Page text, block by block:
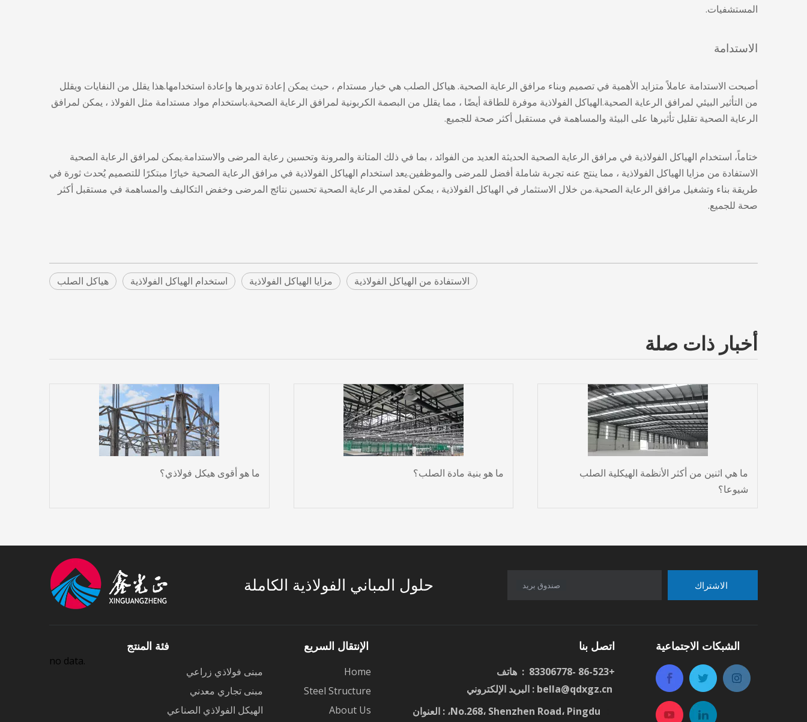
المستشفيات.
الاستدامة
أصبحت الاستدامة عاملاً متزايد الأهمية في تصميم وبناء مرافق الرعاية الصحية.هياكل الصلب هي خيار مستدام ، حيث يمكن إعادة تدويرها وإعادة استخدامها.هذا يقلل من النفايات ويقلل
من التأثير البيئي لمرافق الرعاية الصحية.الهياكل الفولاذية موفرة للطاقة أيضًا ، مما يقلل من البصمة الكربونية لمرافق الرعاية الصحية.باستخدام مواد مستدامة مثل الفولاذ ، يمكن لمرافق
الرعاية الصحية تقليل تأثيرها على البيئة والمساهمة في مستقبل أكثر صحة للجميع.
ختاماً، استخدام الهياكل الفولاذية في مرافق الرعاية الصحية الحديثة العديد من الفوائد ، بما في ذلك المتانة والمرونة وتحسين رعاية المرضى والاستدامة.يمكن لمرافق الرعاية الصحية
الاستفادة من مزايا الهياكل الفولاذية ، مما ينتج عنه تجربة شاملة أفضل للمرضى والموظفين.يعد استخدام الهياكل الفولاذية في مرافق الرعاية الصحية خيارًا مبتكرًا للتصميم يُحدث ثورة في
طريقة بناء وتشغيل مرافق الرعاية الصحية.من خلال الاستثمار في الهياكل الفولاذية ، يمكن لمقدمي الرعاية الصحية تحسين نتائج المرضى وخفض التكاليف والمساهمة في مستقبل أكثر
صحة للجميع.
هياكل الصلب استخدام الهياكل الفولاذية مزايا الهياكل الفولاذية الاستفادة من الهياكل الفولاذية
أخبار ذات صلة
ما هي اثنين من أكثر الأنظمة الهيكلية الصلب
شيوعا؟
ما هو بنية مادة الصلب؟ ما هو أقوى هيكل فولاذي؟
حلول المباني الفولاذية الكاملة صندوق بريد
no data.
فئة المنتج
مبنى فولاذي زراعي
مبنى تجاري معدني
الهيكل الفولاذي الصناعي
الإنتقال السريع
Home
Steel Structure
About Us
اتصل بنا
+86-523 -83306778 : هاتف
bella@qdxgz.cn : البريد الإلكتروني
No.268، Shenzhen Road، Pingdu، : العنوان
الشبكات الاجتماعية